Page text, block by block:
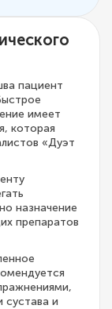
пациент
имеет
которая
«Дуэт
назначение
препаратов
сустава и